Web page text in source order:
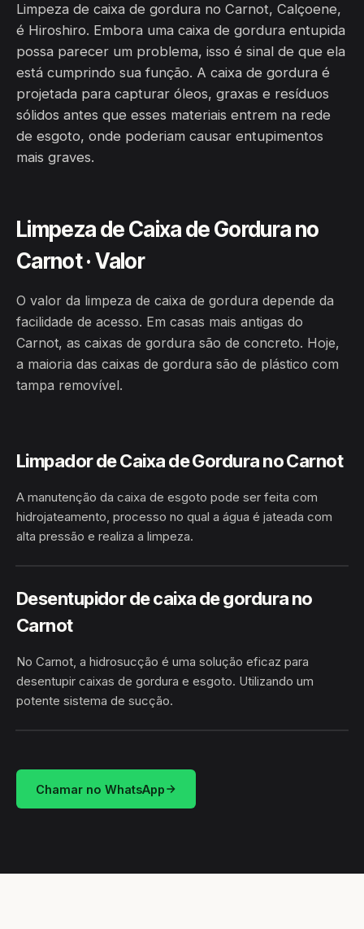
Limpeza de caixa de gordura no Carnot, Calçoene,
é Hiroshiro. Embora uma caixa de gordura entupida
possa parecer um problema, isso é sinal de que ela
está cumprindo sua função. A caixa de gordura é
projetada para capturar óleos, graxas e resíduos
sólidos antes que esses materiais entrem na rede
de esgoto, onde poderiam causar entupimentos
mais graves.
Limpeza de Caixa de Gordura no
Carnot · Valor
O valor da limpeza de caixa de gordura depende da
facilidade de acesso. Em casas mais antigas do
Carnot, as caixas de gordura são de concreto. Hoje,
a maioria das caixas de gordura são de plástico com
tampa removível.
Limpador de Caixa de Gordura no Carnot
A manutenção da caixa de esgoto pode ser feita com
hidrojateamento, processo no qual a água é jateada com
alta pressão e realiza a limpeza.
HIDROJATEAMENTO
Desentupidor de caixa de gordura no
Carnot
No Carnot, a hidrosucção é uma solução eficaz para
desentupir caixas de gordura e esgoto. Utilizando um
potente sistema de sucção.
HIDROSUCÇÃO
Chamar no WhatsApp